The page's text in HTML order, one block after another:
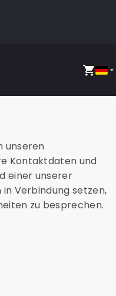
unseren
Kontaktdaten und
einer unserer
Verbindung setzen,
zu besprechen.